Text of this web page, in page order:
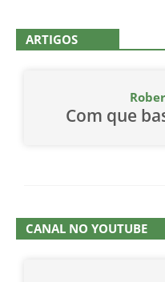
ARTIGOS
Com que
CANAL NO YOUTUBE